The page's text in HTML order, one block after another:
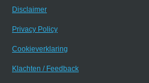
Disclaimer
Privacy Policy
Cookieverklaring
Klachten / Feedback